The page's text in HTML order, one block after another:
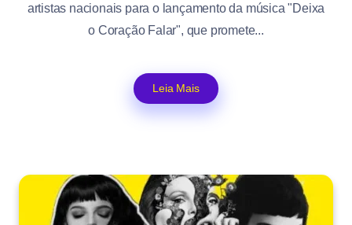
artistas nacionais para o lançamento da música "Deixa
o Coração Falar", que promete...
Leia Mais